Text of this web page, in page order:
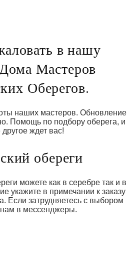
в нашу
Мастеров
Оберегов.
наших мастеров. Обновление
Помощь по подбору оберега, и
другое ждет вас!
обереги
можете как в серебре так и в
укажите в примечании к заказу
Если затрудняетесь с выбором
в мессенджеры.